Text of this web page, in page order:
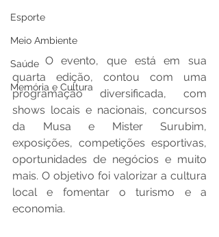
Esporte
Meio Ambiente
Saúde
Memória e Cultura
O evento, que está em sua
quarta edição, contou com uma
programação diversificada, com
shows locais e nacionais, concursos
da Musa e Mister Surubim,
exposições, competições esportivas,
oportunidades de negócios e muito
mais. O objetivo foi valorizar a cultura
local e fomentar o turismo e a
economia.